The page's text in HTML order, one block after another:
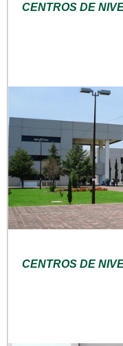
CENTROS DE
CENTROS DE